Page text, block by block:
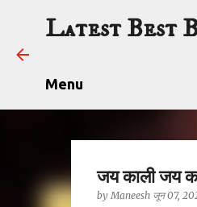
Latest Best
Menu
जय काली जय
byManeesh जून 07,